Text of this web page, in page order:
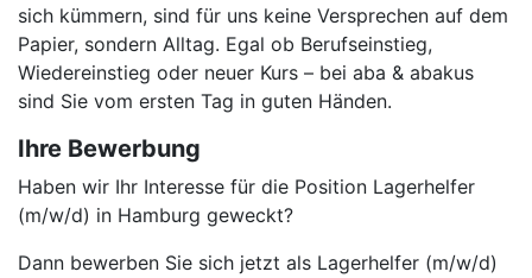
sich kümmern, sind für uns keine Versprechen auf dem
Papier, sondern Alltag. Egal ob Berufseinstieg,
Wiedereinstieg oder neuer Kurs – bei aba & abakus
sind Sie vom ersten Tag in guten Händen.
Ihre Bewerbung
Haben wir Ihr Interesse für die Position Lagerhelfer
(m/w/d) in Hamburg geweckt?
Dann bewerben Sie sich jetzt als Lagerhelfer (m/w/d)